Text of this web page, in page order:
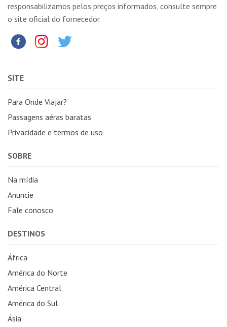
responsabilizamos pelos preços informados, consulte sempre
o site oficial do fornecedor.
SITE
Para Onde Viajar?
Passagens aéras baratas
Privacidade e termos de uso
SOBRE
Na mídia
Anuncie
Fale conosco
DESTINOS
África
América do Norte
América Central
América do Sul
Ásia